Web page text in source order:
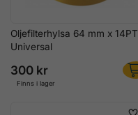
Oljefilterhylsa 64 mm x 14PT
Universal
300 kr
Finns i lager